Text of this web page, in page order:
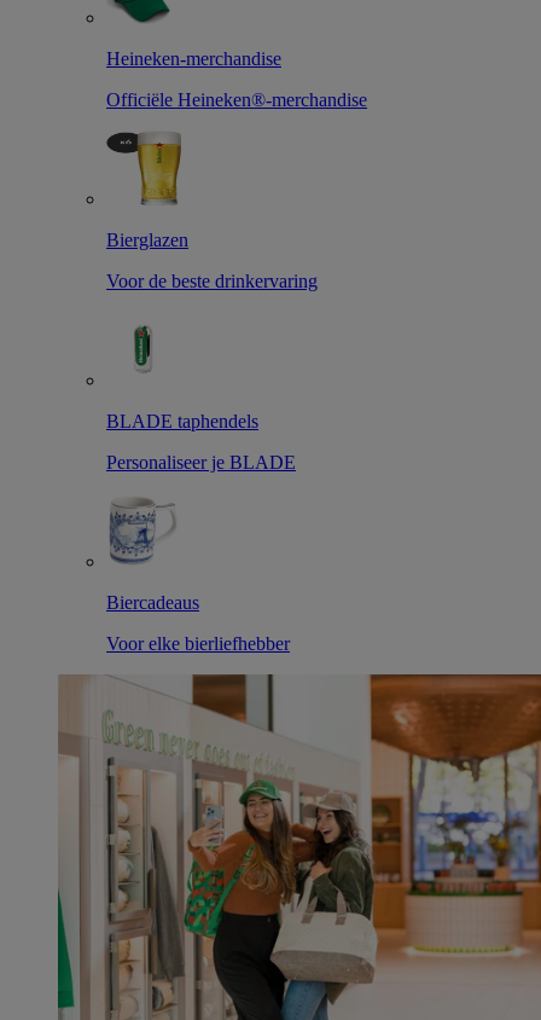
Heineken-merchandise
Officiële Heineken®-merchandise
Bierglazen
Voor de beste drinkervaring
BLADE taphendels
Personaliseer je BLADE
Biercadeaus
Voor elke bierliefhebber